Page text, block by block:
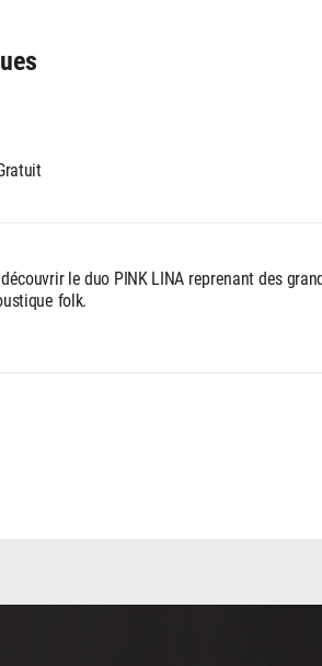
le duo PINK LINA reprenant des
folk.